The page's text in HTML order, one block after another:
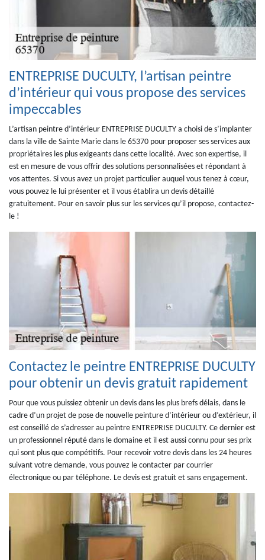
ENTREPRISE DUCULTY, l’artisan peintre
d’intérieur qui vous propose des services
impeccables
L’artisan peintre d’intérieur ENTREPRISE DUCULTY a choisi de s’implanter
dans la ville de Sainte Marie dans le 65370 pour proposer ses services aux
propriétaires les plus exigeants dans cette localité. Avec son expertise, il
est en mesure de vous offrir des solutions personnalisées et répondant à
vos attentes. Si vous avez un projet particulier auquel vous tenez à cœur,
vous pouvez le lui présenter et il vous établira un devis détaillé
gratuitement. Pour en savoir plus sur les services qu’il propose, contactez-
le !
Contactez le peintre ENTREPRISE DUCULTY
pour obtenir un devis gratuit rapidement
Pour que vous puissiez obtenir un devis dans les plus brefs délais, dans le
cadre d’un projet de pose de nouvelle peinture d’intérieur ou d’extérieur, il
est conseillé de s’adresser au peintre ENTREPRISE DUCULTY. Ce dernier est
un professionnel réputé dans le domaine et il est aussi connu pour ses prix
qui sont plus que compétitifs. Pour recevoir votre devis dans les 24 heures
suivant votre demande, vous pouvez le contacter par courrier
électronique ou par téléphone. Le devis est gratuit et sans engagement.